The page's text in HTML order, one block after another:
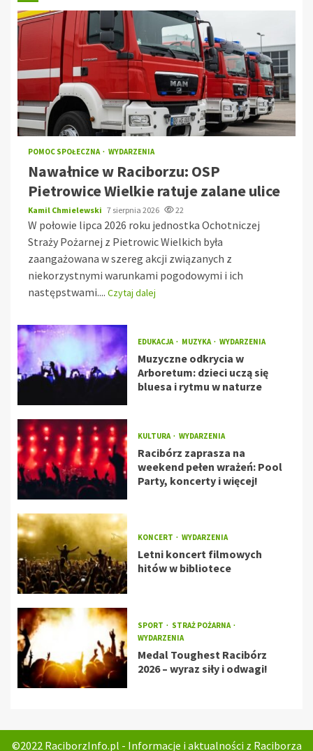
POMOC SPOŁECZNA WYDARZENIA
Nawałnice w Raciborzu: OSP
Pietrowice Wielkie ratuje zalane ulice
Kamil Chmielewski 7 sierpnia 2026 22
W połowie lipca 2026 roku jednostka Ochotniczej
Straży Pożarnej z Pietrowic Wielkich była
zaangażowana w szereg akcji związanych z
niekorzystnymi warunkami pogodowymi i ich
następstwami.... Czytaj dalej
EDUKACJA MUZYKA WYDARZENIA
Muzyczne odkrycia w
Arboretum: dzieci uczą się
bluesa i rytmu w naturze
KULTURA WYDARZENIA
Racibórz zaprasza na
weekend pełen wrażeń: Pool
Party, koncerty i więcej!
KONCERT WYDARZENIA
Letni koncert filmowych
hitów w bibliotece
SPORT
STRAŻ POŻARNA
WYDARZENIA
Medal Toughest Racibórz
2026 – wyraz siły i odwagi!
©2022 RaciborzInfo.pl - Informacje i aktualności z Raciborza